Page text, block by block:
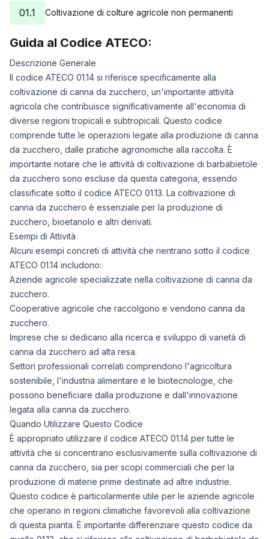
21/07/2025
8
22/07/2025
23/07/2025
24/07/2025
25/07/2025
8
26/07/2025
8
27/07/2025
8
28/07/2025
8
29/07/2025
8
30/07/2025
8
31/07/2025
8
01/08/2025
8
02/08/2025
8
03/08/2025
8
04/08/2025
05/08/2025
06/08/2025
07/08/2025
8
08/08/2025
09/08/2025
8
10/08/2025
11/08/2025
8
12/08/2025
13/08/2025
8
14/08/2025
8
15/08/2025
8
16/08/2025
17/08/2025
18/08/2025
8
19/08/2025
8
21/08/2025
8
22/08/2025
8
23/08/2025
8
24/08/2025
8
01.1
Coltivazione di colture agricole non permanenti
Guida al Codice ATECO:
Descrizione Generale
Il codice ATECO 01.14 si riferisce specificamente alla
coltivazione di canna da zucchero, un'importante attività
agricola che contribuisce significativamente all'economia di
diverse regioni tropicali e subtropicali. Questo codice
comprende tutte le operazioni legate alla produzione di canna
da zucchero, dalle pratiche agronomiche alla raccolta. È
importante notare che le attività di coltivazione di barbabietole
da zucchero sono escluse da questa categoria, essendo
classificate sotto il codice ATECO 01.13. La coltivazione di
canna da zucchero è essenziale per la produzione di
zucchero, bioetanolo e altri derivati.
Esempi di Attività
Alcuni esempi concreti di attività che rientrano sotto il codice
ATECO 01.14 includono:
Aziende agricole specializzate nella coltivazione di canna da
zucchero.
Cooperative agricole che raccolgono e vendono canna da
zucchero.
Imprese che si dedicano alla ricerca e sviluppo di varietà di
canna da zucchero ad alta resa.
Settori professionali correlati comprendono l'agricoltura
sostenibile, l'industria alimentare e le biotecnologie, che
possono beneficiare dalla produzione e dall'innovazione
legata alla canna da zucchero.
Quando Utilizzare Questo Codice
È appropriato utilizzare il codice ATECO 01.14 per tutte le
attività che si concentrano esclusivamente sulla coltivazione di
canna da zucchero, sia per scopi commerciali che per la
produzione di materie prime destinate ad altre industrie.
Questo codice è particolarmente utile per le aziende agricole
che operano in regioni climatiche favorevoli alla coltivazione
di questa pianta. È importante differenziare questo codice da